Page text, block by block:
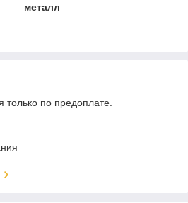
металл
только по предоплате.